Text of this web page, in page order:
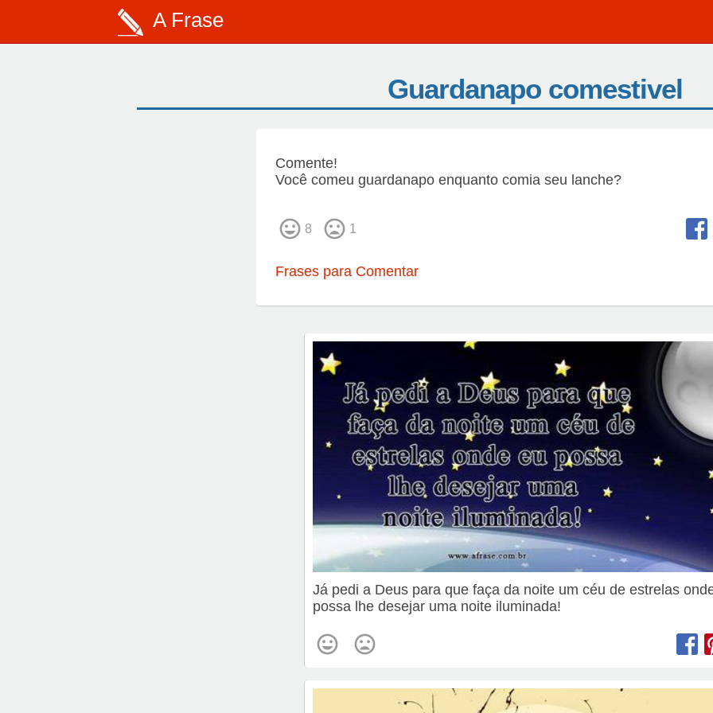
A Frase
Guardanapo comestivel
Comente!
Você comeu guardanapo enquanto comia seu lanche?
8 1
Frases para Comentar
Já pedi a Deus para que faça da noite um céu de estrelas
possa lhe desejar uma noite iluminada!